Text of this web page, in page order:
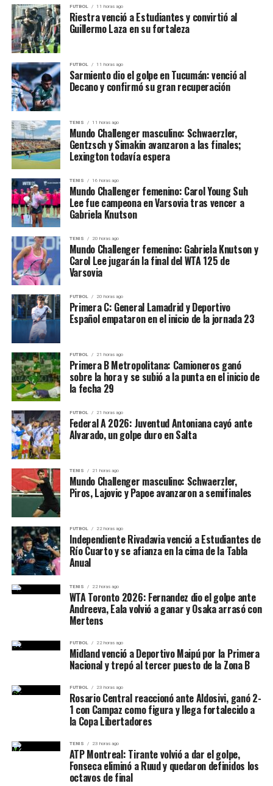
suma otra pieza para intentar volver a ser protagonista
en La Liga Argentina.
Sebastián Amato.
Estadísticas destacadas
Franco Maeso (2025/26):
12,3 puntos
6,3 rebotes
Juan Cruz Krapp (Liga Federal):
13,2 puntos
6,9 rebotes
Juan Cruz Scacchi:
7,6 puntos
3,7 rebotes
Jeremías Diotto:
48 partidos
3,4 rebotes
Lucas Latorre (Liga Nacional):
29 partidos
2 puntos
0,4 asistencias
FUTBOL 11 horas ago
Riestra venció a Estudiantes y convirtió al
Guillermo Laza en su fortaleza
FUTBOL 11 horas ago
Sarmiento dio el golpe en Tucumán: venció al
Decano y confirmó su gran recuperación
TENIS 11 horas ago
Mundo Challenger masculino: Schwaerzler,
Gentzsch y Simakin avanzaron a las finales;
Lexington todavía espera
TENIS 16 horas ago
Mundo Challenger femenino: Carol Young Suh
Lee fue campeona en Varsovia tras vencer a
Gabriela Knutson
TENIS 20 horas ago
Mundo Challenger femenino: Gabriela Knutson y
Carol Lee jugarán la final del WTA 125 de
Varsovia
FUTBOL 20 horas ago
Primera C: General Lamadrid y Deportivo
Español empataron en el inicio de la jornada 23
FUTBOL 21 horas ago
Primera B Metropolitana: Camioneros ganó
sobre la hora y se subió a la punta en el inicio de
la fecha 29
FUTBOL 21 horas ago
Federal A 2026: Juventud Antoniana cayó ante
Alvarado, un golpe duro en Salta
TENIS 21 horas ago
Mundo Challenger masculino: Schwaerzler,
Piros, Lajovic y Papoe avanzaron a semifinales
FUTBOL 22 horas ago
Independiente Rivadavia venció a Estudiantes de
Río Cuarto y se afianza en la cima de la Tabla
Anual
TENIS 22 horas ago
WTA Toronto 2026: Fernandez dio el golpe ante
Andreeva, Eala volvió a ganar y Osaka arrasó con
Mertens
FUTBOL 22 horas ago
Midland venció a Deportivo Maipú por la Primera
Nacional y trepó al tercer puesto de la Zona B
FUTBOL 23 horas ago
Rosario Central reaccionó ante Aldosivi, ganó 2-
1 con Campaz como figura y llega fortalecido a
la Copa Libertadores
TENIS 23 horas ago
ATP Montreal: Tirante volvió a dar el golpe,
Fonseca eliminó a Ruud y quedaron definidos los
octavos de final